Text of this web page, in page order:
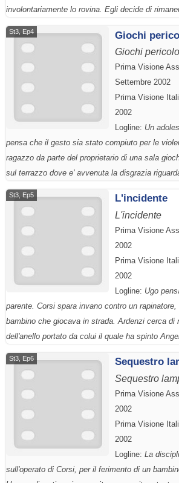
involontariamente lo rovina. Egli decide di
St3, Ep4 Giochi
Giochi
Prima Visione
Settembre 2002
Prima Visione
2002
Logline: Un
pensa che il gesto sia stato compiuto per le
ragazzo da parte del proprietario di una sala
sul terrazzo dove e' avvenuta la disgrazia
St3, Ep5 L'incidente
L'incidente
Prima Visione
2002
Prima Visione
2002
Logline: Ugo
parente. Corsi spara invano contro un
bambino che giocava in strada. Ardenzi cerca di
dell'anello portato da colui il quale ha spinto
St3, Ep6 Sequestro
Sequestro
Prima Visione
2002
Prima Visione
2002
Logline: La
sull'operato di Corsi, per il ferimento di un